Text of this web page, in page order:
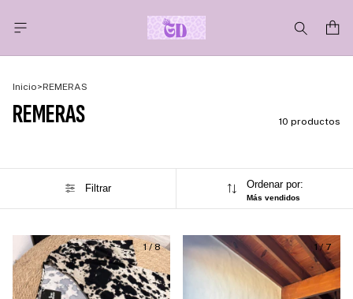
Inicio>REMERAS
REMERAS 10 productos
Filtrar Ordenar por:
Más vendidos
1/8 1/7